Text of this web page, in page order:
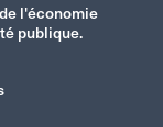
l'économie
publique.